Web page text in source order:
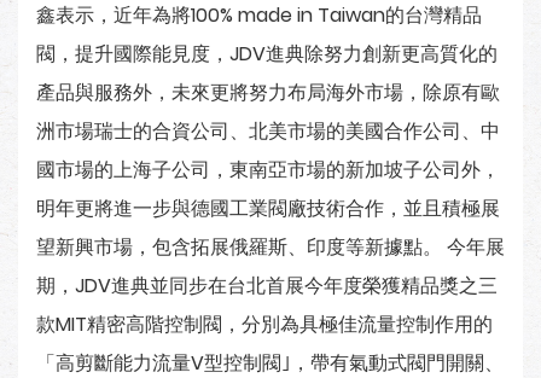
鑫表示，近年為將100% made in Taiwan的台灣精品
閥，提升國際能見度，JDV進典除努力創新更高質化的
產品與服務外，未來更將努力布局海外市場，除原有歐
洲市場瑞士的合資公司、北美市場的美國合作公司、中
國市場的上海子公司，東南亞市場的新加坡子公司外，
明年更將進一步與德國工業閥廠技術合作，並且積極展
望新興市場，包含拓展俄羅斯、印度等新據點。 今年展
期，JDV進典並同步在台北首展今年度榮獲精品獎之三
款MIT精密高階控制閥，分別為具極佳流量控制作用的
「高剪斷能力流量V型控制閥｣，帶有氣動式閥門開關、